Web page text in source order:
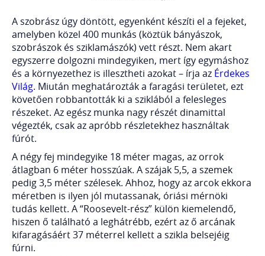
A szobrász úgy döntött, egyenként készíti el a fejeket,
amelyben közel 400 munkás (köztük bányászok,
szobrászok és sziklamászók) vett részt. Nem akart
egyszerre dolgozni mindegyiken, mert így egymáshoz
és a környezethez is illesztheti azokat – írja az Érdekes
Világ. Miután meghatározták a faragási területet, ezt
követően robbantották ki a sziklából a felesleges
részeket. Az egész munka nagy részét dinamittal
végezték, csak az apróbb részletekhez használtak
fúrót.
A négy fej mindegyike 18 méter magas, az orrok
átlagban 6 méter hosszúak. A szájak 5,5, a szemek
pedig 3,5 méter szélesek. Ahhoz, hogy az arcok ekkora
méretben is ilyen jól mutassanak, óriási mérnöki
tudás kellett. A “Roosevelt-rész” külön kiemelendő,
hiszen ő található a leghátrébb, ezért az ő arcának
kifaragásáért 37 méterrel kellett a szikla belsejéig
fúrni.